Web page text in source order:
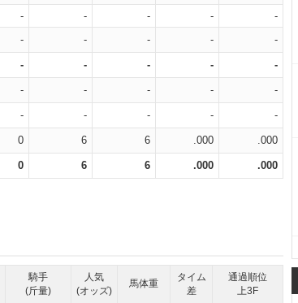
- - - -
-
- - - - -
- - - - -
- - - - -
- - - - -
0 6 6 .000 .000
0 6 6 .000 .000
騎手
(斤量)
人気
(オッズ)
馬体重
タイム
差
通過順位
上3F